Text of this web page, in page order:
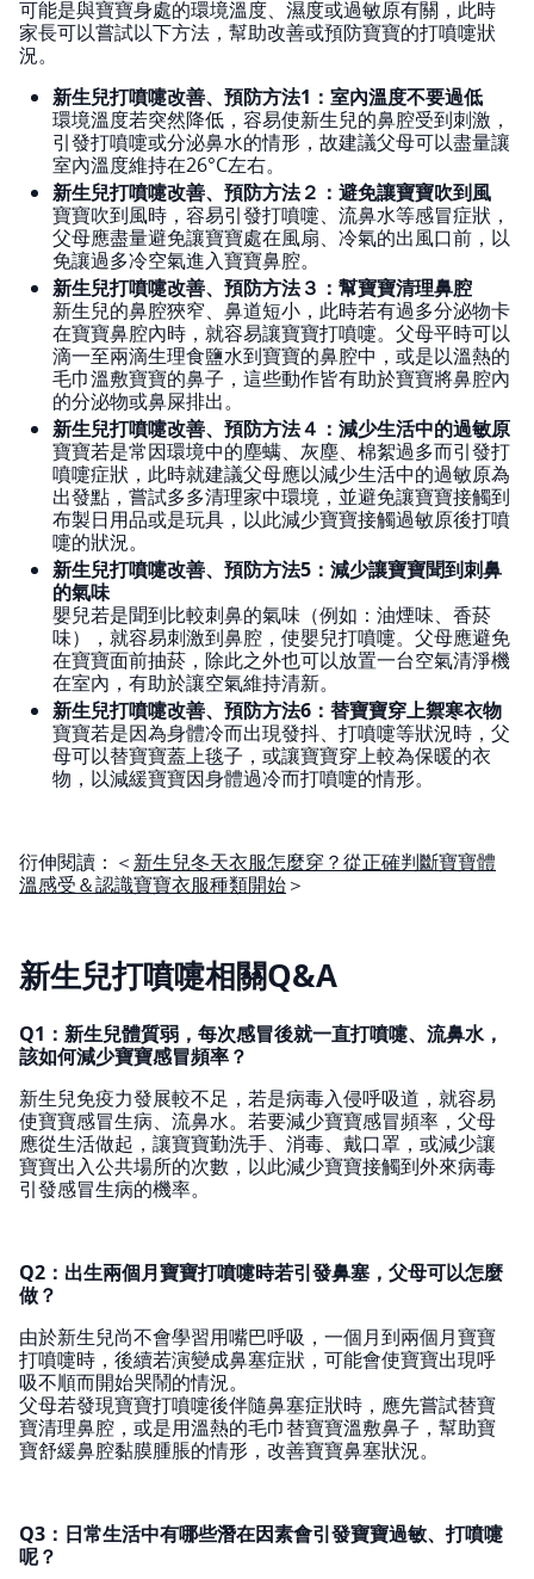
可能是與寶寶身處的環境溫度、濕度或過敏原有關，此時
家長可以嘗試以下方法，幫助改善或預防寶寶的打噴嚏狀
況。
新生兒打噴嚏改善、預防方法1：室內溫度不要過低
環境溫度若突然降低，容易使新生兒的鼻腔受到刺激，
引發打噴嚏或分泌鼻水的情形，故建議父母可以盡量讓
室內溫度維持在26°C左右。
新生兒打噴嚏改善、預防方法２：避免讓寶寶吹到風
寶寶吹到風時，容易引發打噴嚏、流鼻水等感冒症狀，
父母應盡量避免讓寶寶處在風扇、冷氣的出風口前，以
免讓過多冷空氣進入寶寶鼻腔。
新生兒打噴嚏改善、預防方法３：幫寶寶清理鼻腔
新生兒的鼻腔狹窄、鼻道短小，此時若有過多分泌物卡
在寶寶鼻腔內時，就容易讓寶寶打噴嚏。父母平時可以
滴一至兩滴生理食鹽水到寶寶的鼻腔中，或是以溫熱的
毛巾溫敷寶寶的鼻子，這些動作皆有助於寶寶將鼻腔內
的分泌物或鼻屎排出。
新生兒打噴嚏改善、預防方法４：減少生活中的過敏原
寶寶若是常因環境中的塵螨、灰塵、棉絮過多而引發打
噴嚏症狀，此時就建議父母應以減少生活中的過敏原為
出發點，嘗試多多清理家中環境，並避免讓寶寶接觸到
布製日用品或是玩具，以此減少寶寶接觸過敏原後打噴
嚏的狀況。
新生兒打噴嚏改善、預防方法5：減少讓寶寶聞到刺鼻
的氣味
嬰兒若是聞到比較刺鼻的氣味（例如：油煙味、香菸
味），就容易刺激到鼻腔，使嬰兒打噴嚏。父母應避免
在寶寶面前抽菸，除此之外也可以放置一台空氣清淨機
在室內，有助於讓空氣維持清新。
新生兒打噴嚏改善、預防方法6：替寶寶穿上禦寒衣物
寶寶若是因為身體冷而出現發抖、打噴嚏等狀況時，父
母可以替寶寶蓋上毯子，或讓寶寶穿上較為保暖的衣
物，以減緩寶寶因身體過冷而打噴嚏的情形。
衍伸閱讀：＜ 新生兒冬天衣服怎麼穿？從正確判斷寶寶體
溫感受＆認識寶寶衣服種類開始＞
新生兒打噴嚏相關Q&A
Q1：新生兒體質弱，每次感冒後就一直打噴嚏、流鼻水，
該如何減少寶寶感冒頻率？
新生兒免疫力發展較不足，若是病毒入侵呼吸道，就容易
使寶寶感冒生病、流鼻水。若要減少寶寶感冒頻率，父母
應從生活做起，讓寶寶勤洗手、消毒、戴口罩，或減少讓
寶寶出入公共場所的次數，以此減少寶寶接觸到外來病毒
引發感冒生病的機率。
Q2：出生兩個月寶寶打噴嚏時若引發鼻塞，父母可以怎麼
做？
由於新生兒尚不會學習用嘴巴呼吸，一個月到兩個月寶寶
打噴嚏時，後續若演變成鼻塞症狀，可能會使寶寶出現呼
吸不順而開始哭鬧的情況。
父母若發現寶寶打噴嚏後伴隨鼻塞症狀時，應先嘗試替寶
寶清理鼻腔，或是用溫熱的毛巾替寶寶溫敷鼻子，幫助寶
寶舒緩鼻腔黏膜腫脹的情形，改善寶寶鼻塞狀況。
Q3：日常生活中有哪些潛在因素會引發寶寶過敏、打噴嚏
呢？